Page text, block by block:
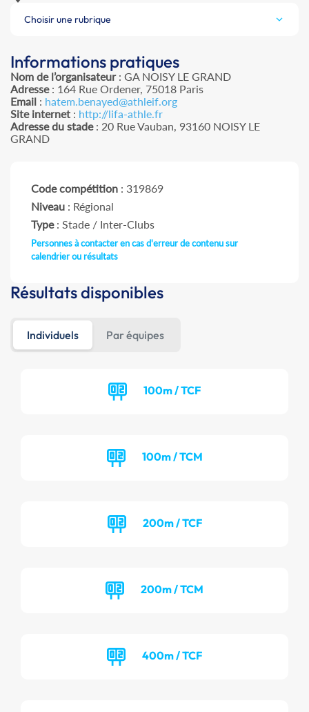
Choisir une rubrique
Informations pratiques
Nom de l’organisateur: GA NOISY LE GRAND
Adresse: 164 Rue Ordener, 75018 Paris
Email : hatem.benayed@athleif.org
Site internet : http://lifa-athle.fr
Adresse du stade: 20 Rue Vauban, 93160 NOISY LE
GRAND
Code compétition : 319869
Niveau : Régional
Type: Stade / Inter-Clubs
Personnes à contacter en cas d'erreur de contenu sur
calendrier ou résultats
Résultats disponibles
Individuels Par équipes
100m / TCF
100m / TCM
200m / TCF
200m / TCM
400m / TCF